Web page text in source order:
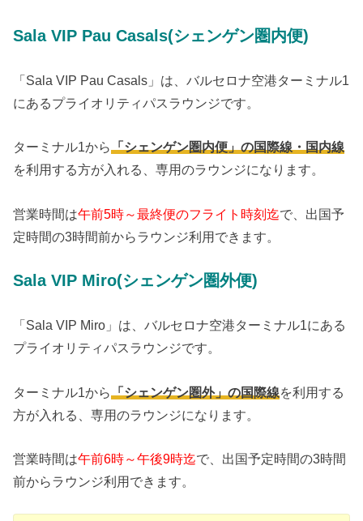
Sala VIP Pau Casals(シェンゲン圏内便)
「Sala VIP Pau Casals」は、バルセロナ空港ターミナル1
にあるプライオリティパスラウンジです。
ターミナル1から「シェンゲン圏内便」の国際線・国内線
を利用する方が入れる、専用のラウンジになります。
営業時間は午前5時～最終便のフライト時刻迄で、出国予
定時間の3時間前からラウンジ利用できます。
Sala VIP Miro(シェンゲン圏外便)
「Sala VIP Miro」は、バルセロナ空港ターミナル1にある
プライオリティパスラウンジです。
ターミナル1から「シェンゲン圏外」の国際線を利用する
方が入れる、専用のラウンジになります。
営業時間は午前6時～午後9時迄で、出国予定時間の3時間
前からラウンジ利用できます。